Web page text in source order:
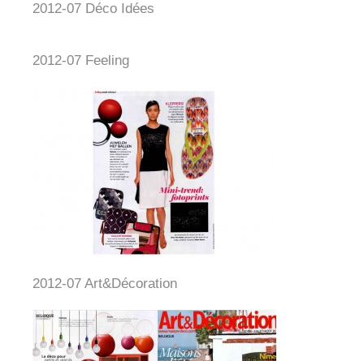
2012-07 Déco Idées
2012-07 Feeling
2012-07 Art&Décoration